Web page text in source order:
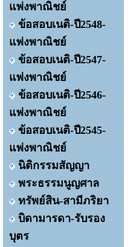
แพ่งพาณิชย์
ข้อสอบเนติ-ปี2548-
แพ่งพาณิชย์
ข้อสอบเนติ-ปี2547-
แพ่งพาณิชย์
ข้อสอบเนติ-ปี2546-
แพ่งพาณิชย์
ข้อสอบเนติ-ปี2545-
แพ่งพาณิชย์
นิติกรรมสัญญา
พระธรรมนูญศาล
ทรัพย์สิน-สามีภริยา
บิดามารดา-รับรอง
บุตร